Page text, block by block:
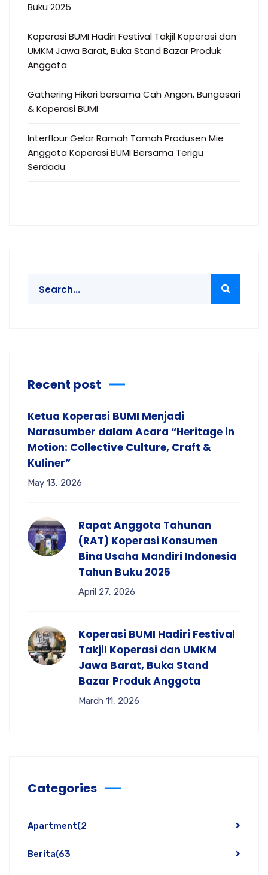
Buku 2025
Koperasi BUMI Hadiri Festival Takjil Koperasi dan
UMKM Jawa Barat, Buka Stand Bazar Produk
Anggota
Gathering Hikari bersama Cah Angon, Bungasari
& Koperasi BUMI
Interflour Gelar Ramah Tamah Produsen Mie
Anggota Koperasi BUMI Bersama Terigu
Serdadu
Recent post
Ketua Koperasi BUMI Menjadi
Narasumber dalam Acara “Heritage in
Motion: Collective Culture, Craft &
Kuliner”
May 13, 2026
Rapat Anggota Tahunan
(RAT) Koperasi Konsumen
Bina Usaha Mandiri Indonesia
Tahun Buku 2025
April 27, 2026
Koperasi BUMI Hadiri Festival
Takjil Koperasi dan UMKM
Jawa Barat, Buka Stand
Bazar Produk Anggota
March 11, 2026
Categories
Apartment(2
Berita(63